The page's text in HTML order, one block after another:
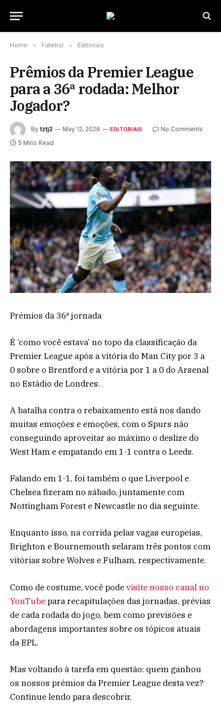
Home » Futebol » Editoriais
Prêmios da Premier League
para a 36ª rodada: Melhor
Jogador?
By tztj2 May 12, 2026 EDITORIAIS
No Comments
5 Mins Read
Prémios da 36ª jornada
É ‘como você estava’ no topo da classificação da
Premier League após a vitória do Man City por 3 a
0 sobre o Brentford e a vitória por 1 a 0 do Arsenal
no Estádio de Londres.
A batalha contra o rebaixamento está nos dando
muitas emoções e emoções, com o Spurs não
conseguindo aproveitar ao máximo o deslize do
West Ham e empatando em 1-1 contra o Leeds.
Falando em 1-1, foi também o que Liverpool e
Chelsea fizeram no sábado, juntamente com
Nottingham Forest e Newcastle no dia seguinte.
Enquanto isso, na corrida pelas vagas europeias,
Brighton e Bournemouth selaram três pontos com
vitórias sobre Wolves e Fulham, respectivamente.
Como de costume, você podevisite nosso canal no
YouTubepara recapitulações das jornadas, prévias
de cada rodada do jogo, bem como previsões e
abordagens importantes sobre os tópicos atuais
da EPL.
Mas voltando à tarefa em questão: quem ganhou
os nossos prémios da Premier League desta vez?
Continue lendo para descobrir.